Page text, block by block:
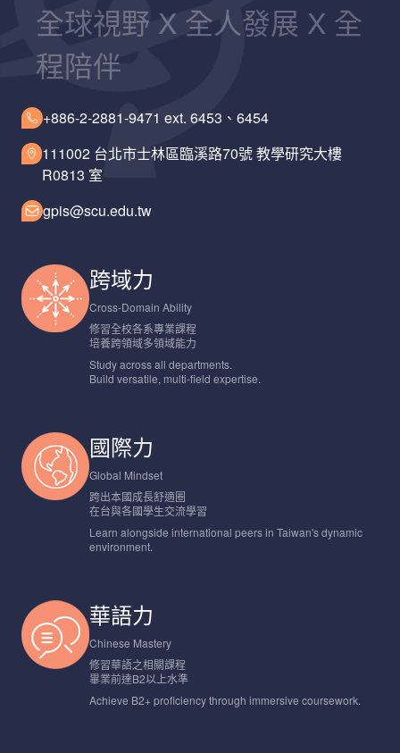
全球視野 X 全人發展 X 全
程陪伴
+886-2-2881-9471 ext. 6453、6454
111002 台北市士林區臨溪路70號 教學研究大樓
R0813 室
gpis@scu.edu.tw
跨域力
Cross-Domain Ability
修習全校各系專業課程
培養跨領域多領域能力
Study across all departments.
Build versatile, multi-field expertise.
國際力
Global Mindset
跨出本國成長舒適圈
在台與各國學生交流學習
Learn alongside international peers in Taiwan's dynamic
environment.
華語力
Chinese Mastery
修習華語之相關課程
畢業前達B2以上水準
Achieve B2+ proficiency through immersive coursework.